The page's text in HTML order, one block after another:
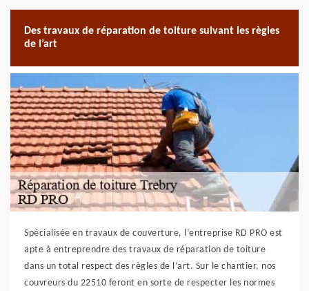
Des travaux de réparation de toiture suivant les règles
de l’art
Spécialisée en travaux de couverture, l’entreprise RD PRO est
apte à entreprendre des travaux de réparation de toiture
dans un total respect des règles de l’art. Sur le chantier, nos
couvreurs du 22510 feront en sorte de respecter les normes